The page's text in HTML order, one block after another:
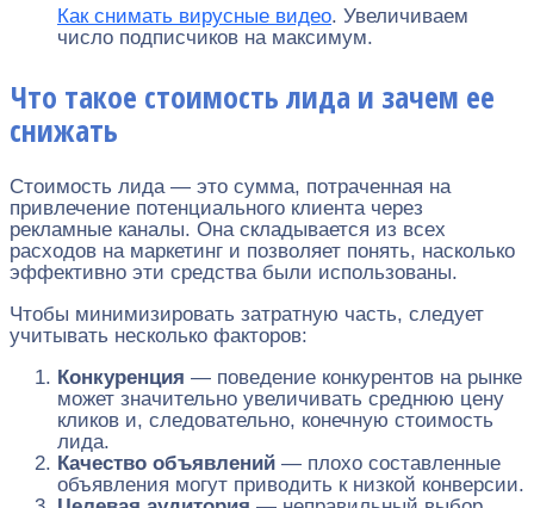
Как снимать вирусные видео. Увеличиваем
число подписчиков на максимум.
Что такое стоимость лида и зачем ее
снижать
Стоимость лида — это сумма, потраченная на
привлечение потенциального клиента через
рекламные каналы. Она складывается из всех
расходов на маркетинг и позволяет понять, насколько
эффективно эти средства были использованы.
Чтобы минимизировать затратную часть, следует
учитывать несколько факторов:
Конкуренция — поведение конкурентов на рынке
может значительно увеличивать среднюю цену
кликов и, следовательно, конечную стоимость
лида.
Качество объявлений — плохо составленные
объявления могут приводить к низкой конверсии.